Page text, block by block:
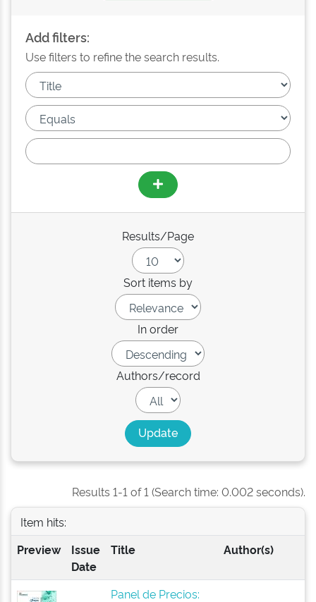
Add filters:
Use filters to refine the search results.
Results/Page
Sort items by
In order
Authors/record
Results 1-1 of 1 (Search time: 0.002 seconds).
Item hits:
Preview
Issue
Date
Title Author(s)
Panel de Precios: